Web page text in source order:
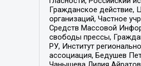
Гражданское действие,
организаций, Частное
Средств Массовой
свободы прессы,
РУ, Институт
ассоциация, Бедушев